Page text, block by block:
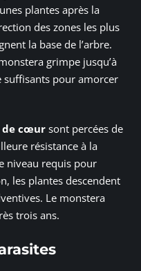
plantes après la
des zones les plus
la base de l’arbre.
grimpe jusqu’à
pour amorcer
de cœur sont percées de
résistance à la
niveau requis pour
les plantes descendent
Le monstera
trois ans.